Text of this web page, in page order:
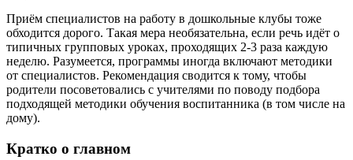
Приём специалистов на работу в дошкольные клубы тоже
обходится дорого. Такая мера необязательна, если речь идёт о
типичных групповых уроках, проходящих 2-3 раза каждую
неделю. Разумеется, программы иногда включают методики
от специалистов. Рекомендация сводится к тому, чтобы
родители посоветовались с учителями по поводу подбора
подходящей методики обучения воспитанника (в том числе на
дому).
Кратко о главном